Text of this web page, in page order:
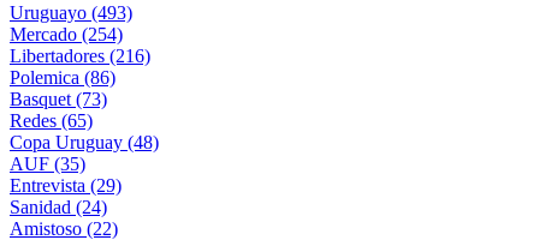
Uruguayo (493)
Mercado (254)
Libertadores (216)
Polemica (86)
Basquet (73)
Redes (65)
Copa Uruguay (48)
AUF (35)
Entrevista (29)
Sanidad (24)
Amistoso (22)